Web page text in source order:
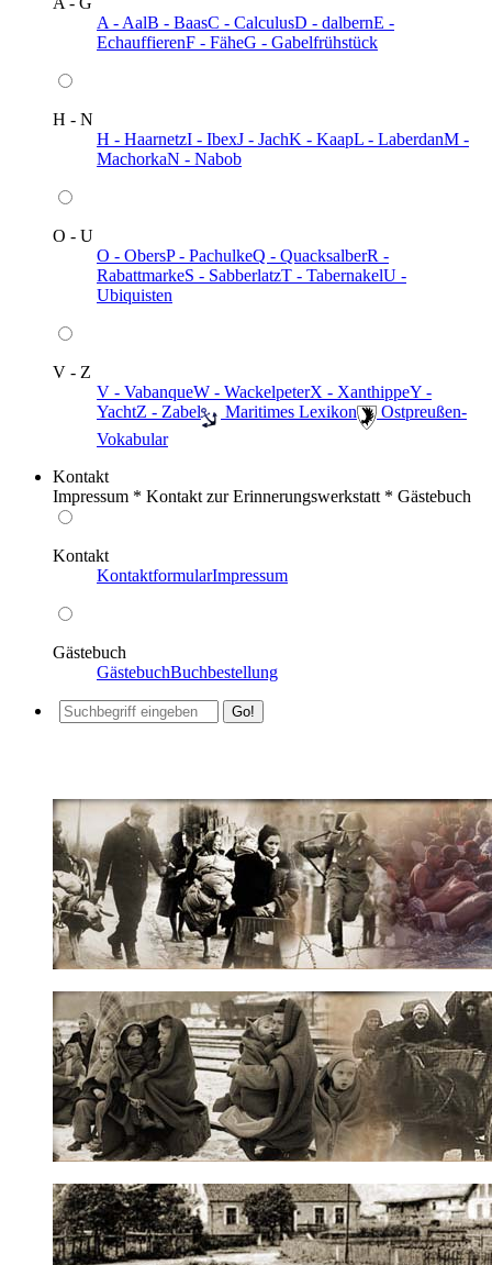
A - AalB - BaasC - CalculusD - dalbernE -
EchauffierenF - FäheG - Gabelfrühstück
H - N
H - HaarnetzI - IbexJ - JachK - KaapL - LaberdanM -
MachorkaN - Nabob
O - U
O - ObersP - PachulkeQ - QuacksalberR -
RabattmarkeS - SabberlatzT - TabernakelU -
Ubiquisten
V - Z
V - VabanqueW - WackelpeterX - XanthippeY -
YachtZ - Zabel ️ Maritimes Lexikon
️ Ostpreußen-
Vokabular
Kontakt
Impressum * Kontakt zur Erinnerungswerkstatt * Gästebuch
Kontakt
KontaktformularImpressum
Gästebuch
GästebuchBuchbestellung